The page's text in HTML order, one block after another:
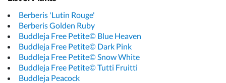
Berberis 'Lutin Rouge'
Berberis Golden Ruby
Buddleja Free Petite© Blue Heaven
Buddleja Free Petite© Dark Pink
Buddleja Free Petite© Snow White
Buddleja Free Petite© Tutti Fruitti
Buddleja Peacock